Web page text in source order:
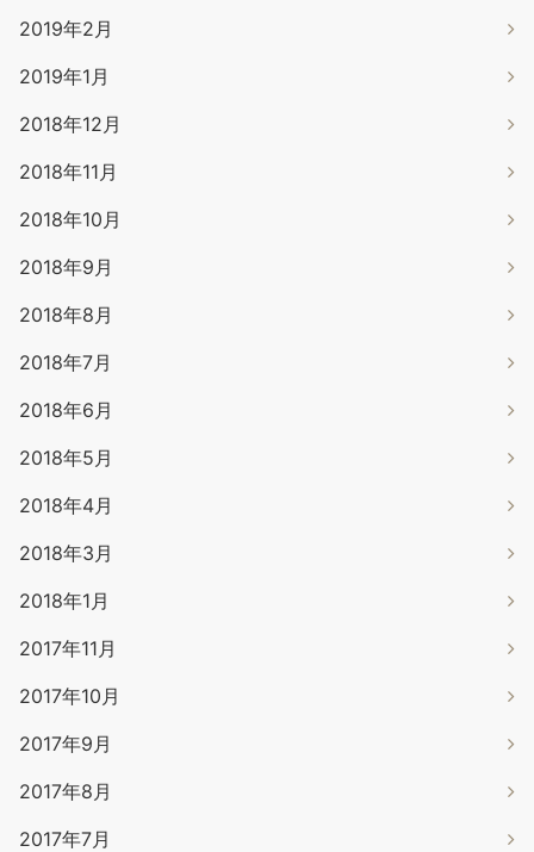
2019年2月
2019年1月
2018年12月
2018年11月
2018年10月
2018年9月
2018年8月
2018年7月
2018年6月
2018年5月
2018年4月
2018年3月
2018年1月
2017年11月
2017年10月
2017年9月
2017年8月
2017年7月